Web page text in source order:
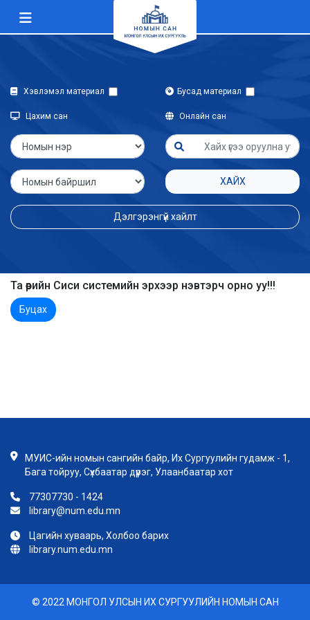
Хэвлэмэл материал Бусад материал
Цахим сан Онлайн сан
ХАЙХ
Дэлгэрэнгүй хайлт
Та өөрийн Сиси системийн эрхээр нэвтэрч орно уу!!!
Буцах
МУИС-ийн номын сангийн байр, Их Сургуулийн гудамж - 1,
Бага тойруу, Сүхбаатар дүүрэг, Улаанбаатар хот
77307730 - 1424
library@num.edu.mn
Цагийн хуваарь, Холбоо барих
library.num.edu.mn
© 2022 МОНГОЛ УЛСЫН ИХ СУРГУУЛИЙН НОМЫН САН